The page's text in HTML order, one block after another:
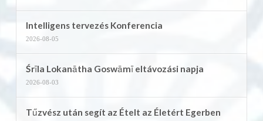
Intelligens tervezés Konferencia
2026-08-05
Śrīla Lokanātha Goswāmī eltávozási napja
2026-08-03
Tűzvész után segít az Ételt az Életért Egerben